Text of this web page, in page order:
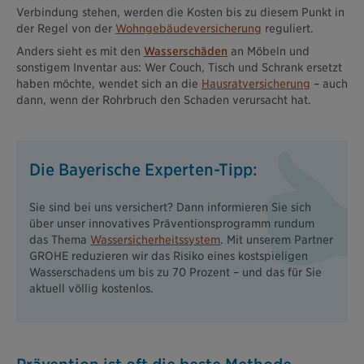
Verbindung stehen, werden die Kosten bis zu diesem Punkt in
der Regel von der Wohngebäudeversicherung reguliert.
Anders sieht es mit den Wasserschäden an Möbeln und
sonstigem Inventar aus: Wer Couch, Tisch und Schrank ersetzt
haben möchte, wendet sich an die Hausratversicherung – auch
dann, wenn der Rohrbruch den Schaden verursacht hat.
Die Bayerische Experten-Tipp:
Sie sind bei uns versichert? Dann informieren Sie sich
über unser innovatives Präventionsprogramm rundum
das Thema Wassersicherheitssystem. Mit unserem Partner
GROHE reduzieren wir das Risiko eines kostspieligen
Wasserschadens um bis zu 70 Prozent – und das für Sie
aktuell völlig kostenlos.